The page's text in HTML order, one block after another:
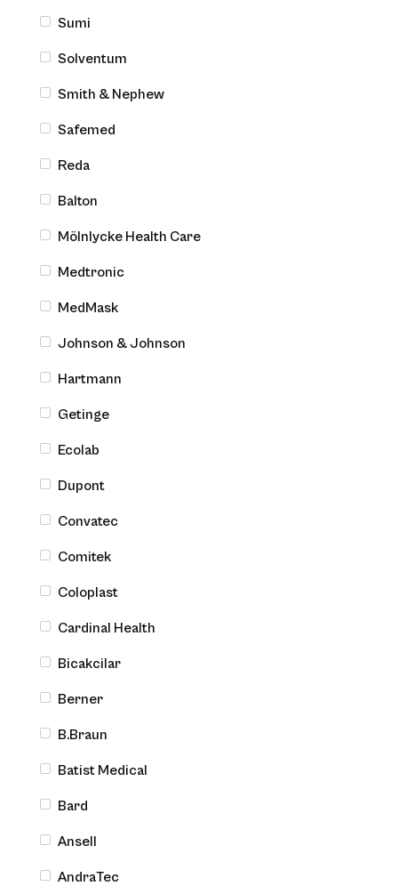
Sumi
Solventum
Smith & Nephew
Safemed
Reda
Balton
Mölnlycke Health Care
Medtronic
MedMask
Johnson & Johnson
Hartmann
Getinge
Ecolab
Dupont
Convatec
Comitek
Coloplast
Cardinal Health
Bicakcilar
Berner
B.Braun
Batist Medical
Bard
Ansell
AndraTec
Rękawice medyczne
Rękawiczki hybrydowe niebieskie Hybrid Blue